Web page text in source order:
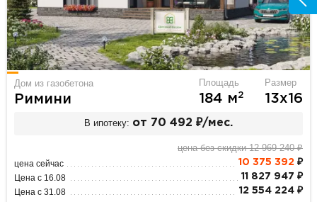
Дом из газобетона
Римини
Площадь
184 м2
Размер
13х16
В ипотеку: от 70 492 ₽/мес.
цена без скидки 12 969 240 ₽
цена сейчас 10 375 392 ₽
Цена с 16.08 11 827 947 ₽
Цена с 31.08 12 554 224 ₽